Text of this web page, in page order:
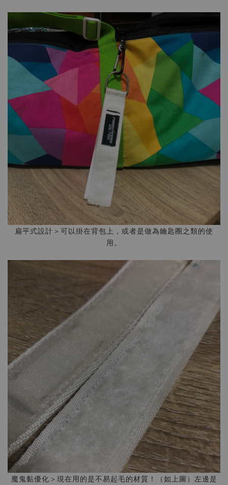
扁平式設計＞可以掛在背包上，或者是做為鑰匙圈之類的使
用。
魔鬼黏優化＞現在用的是不易起毛的材質！（如上圖）左邊是